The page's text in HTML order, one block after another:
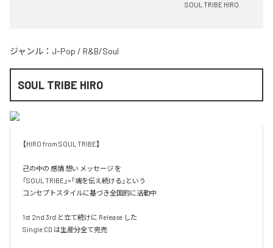
SOUL TRIBE HIRO
ジャンル： J-Pop / R&B/Soul
SOUL TRIBE HIRO
【HIRO from SOUL TRIBE】
己の中の 感情 想い メッセージ を
「SOUL TRIBE」=「魂を伝え続ける」という
コンセプトスタイルに基づき全国的に活動中
1st 2nd 3rd と立て続けに Release した
Single CD は生産分全て完売